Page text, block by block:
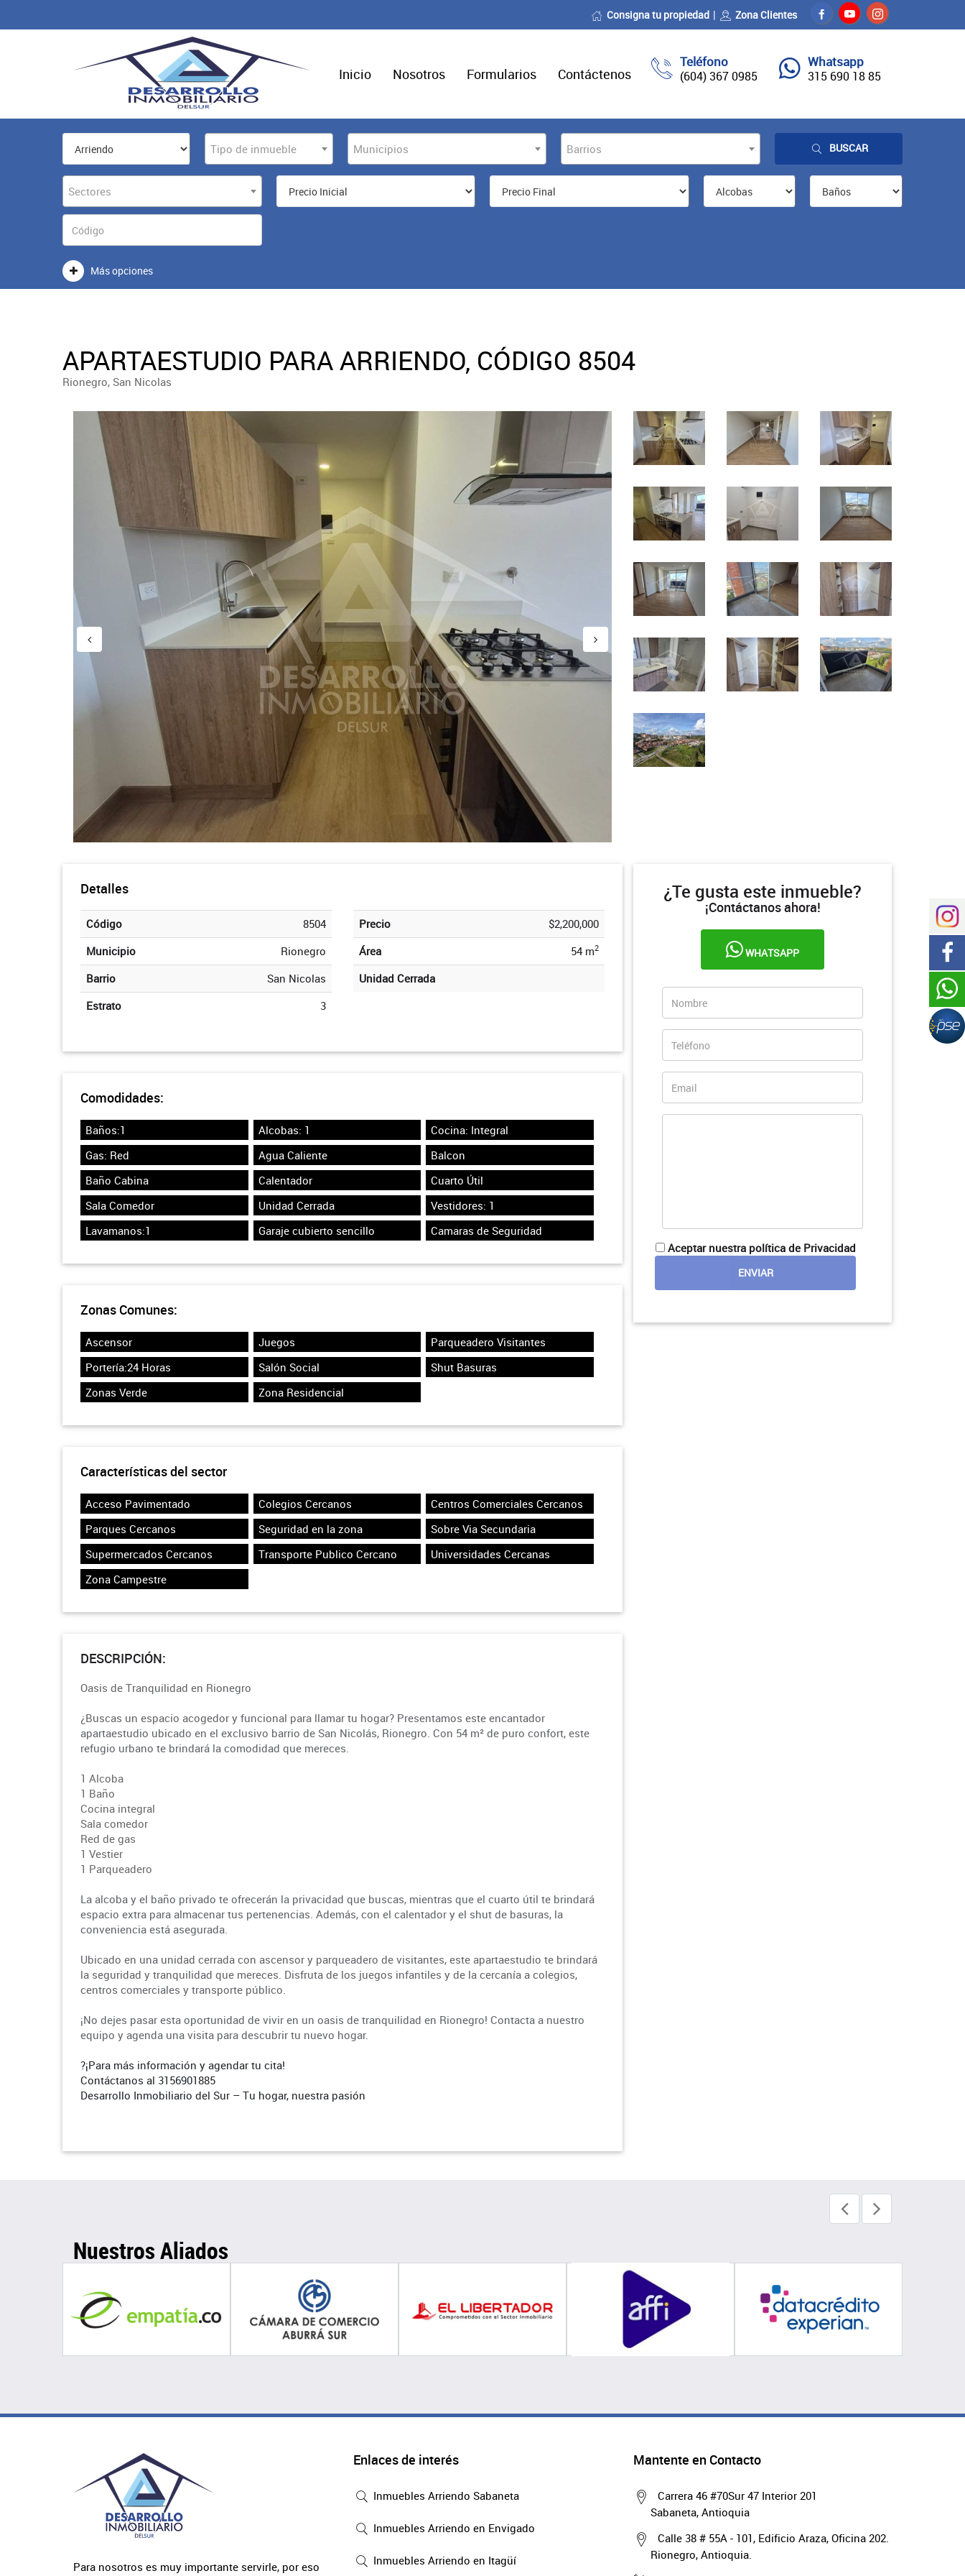
Consigna tu propiedad Zona Clientes
Teléfono
(604) 367 0985
Whatsapp
315 690 18 85
Inicio Nosotros Formularios Contáctenos
Tipo de inmueble Municipios Barrios BUSCAR
Sectores
Más opciones
APARTAESTUDIO PARA ARRIENDO, CÓDIGO 8504
Rionegro, San Nicolas
Detalles
Código
8504
Municipio
Rionegro
Barrio
San Nicolas
Estrato
3
Precio
$2,200,000
Área
54 m2
Unidad Cerrada
Comodidades:
Baños:1 Alcobas: 1
Cocina: Integral
Gas: Red
Agua Caliente
Balcon
Baño Cabina
Calentador
Cuarto Útil
Sala Comedor
Unidad Cerrada
Vestidores: 1
Lavamanos:1
Garaje cubierto sencillo Camaras de Seguridad
Zonas Comunes:
Ascensor Juegos
Parqueadero Visitantes
Portería:24 Horas
Salón Social
Shut Basuras
Zonas Verde
Zona Residencial
Características del sector
Acceso Pavimentado Colegios Cercanos
Centros Comerciales Cercanos
Parques Cercanos
Seguridad en la zona
Sobre Via Secundaria
Supermercados Cercanos
Transporte Publico Cercano
Universidades Cercanas
Zona Campestre
DESCRIPCIÓN:
Oasis de Tranquilidad en Rionegro
¿Buscas un espacio acogedor y funcional para llamar tu hogar? Presentamos este encantador
apartaestudio ubicado en el exclusivo barrio de San Nicolás, Rionegro. Con 54 m² de puro confort, este
refugio urbano te brindará la comodidad que mereces.
1 Alcoba
1 Baño
Cocina integral
Sala comedor
Red de gas
1 Vestier
1 Parqueadero
La alcoba y el baño privado te ofrecerán la privacidad que buscas, mientras que el cuarto útil te brindará
espacio extra para almacenar tus pertenencias. Además, con el calentador y el shut de basuras, la
conveniencia está asegurada.
Ubicado en una unidad cerrada con ascensor y parqueadero de visitantes, este apartaestudio te brindará
la seguridad y tranquilidad que mereces. Disfruta de los juegos infantiles y de la cercanía a colegios,
centros comerciales y transporte público.
¡No dejes pasar esta oportunidad de vivir en un oasis de tranquilidad en Rionegro! Contacta a nuestro
equipo y agenda una visita para descubrir tu nuevo hogar.
?¡Para más información y agendar tu cita!
Contáctanos al 3156901885
Desarrollo Inmobiliario del Sur – Tu hogar, nuestra pasión
¿Te gusta este inmueble?
¡Contáctanos ahora!
WHATSAPP
Aceptar nuestra política de Privacidad
Nuestros Aliados
Para nosotros es muy importante servirle, por eso
Enlaces de interés
Inmuebles Arriendo Sabaneta
Inmuebles Arriendo en Envigado
Inmuebles Arriendo en Itagüí
Mantente en Contacto
Carrera 46 #70Sur 47 Interior 201
Sabaneta, Antioquia
Calle 38 # 55A - 101, Edificio Araza, Oficina 202.
Rionegro, Antioquia.